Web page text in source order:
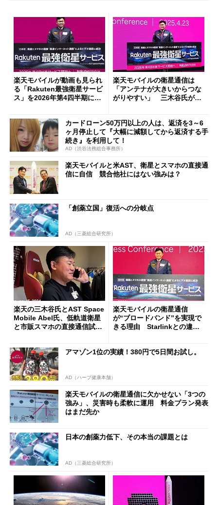
楽天モバイルが動画も見られ
る「Rakuten最強衛星サービ
ス」を2026年第4四半期に提
う
楽天モバイルの衛星通信は
「アンテナが大きいからつな
がりやすい」 三木谷氏が語
カードローン50万円以上の人は、返済を3～6
ヶ月停止して『大幅に減額してから返済する手
続き』を利用して！
AD（渋谷法務総合事務所）
楽天モバイルと米AST、衛星とスマホの直接通
信に自信 競合他社にはない強みは？
「創薬立国」復活への分岐点
AD（三菱総合研究所）
楽天の三木谷氏とAST Space
Mobile Abel氏、低軌道衛星
と市販スマホの直接通信試験
楽天モバイルの衛星通信
が“ブロードバンド”を実現で
きる理由 Starlinkとの違い
アマゾン1位の実績！380円で5日間お試し。
AD（ハーブ健康本舗）
楽天モバイルの衛星通信に欠かせない「3つの
強み」、災害時も柔軟に運用 料金プラン発表
はまだ先か
日本の創薬力低下、その本当の課題とは
AD（三菱総合研究所）